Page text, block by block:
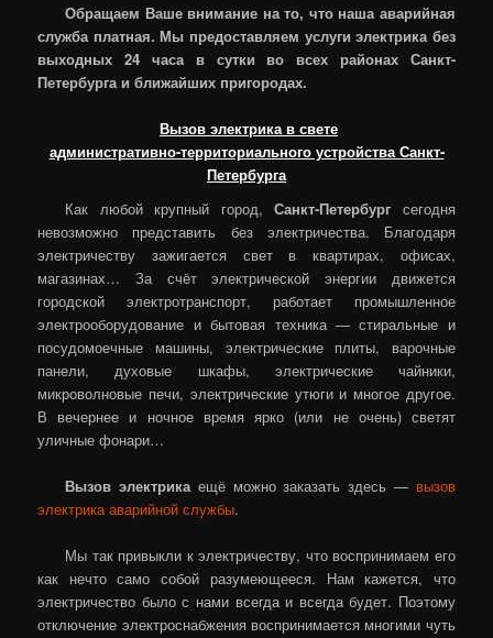
Обращаем Ваше внимание на то, что наша аварийная
служба платная. Мы предоставляем услуги электрика без
выходных 24 часа в сутки во всех районах Санкт-
Петербурга и ближайших пригородах.
Вызов электрика в свете
административно-территориального устройства Санкт-
Петербурга
Как любой крупный город,Санкт-Петербург сегодня
невозможно представить без электричества. Благодаря
электричеству зажигается свет в квартирах, офисах,
магазинах… За счёт электрической энергии движется
городской электротранспорт, работает промышленное
электрооборудование и бытовая техника — стиральные и
посудомоечные машины, электрические плиты, варочные
панели, духовые шкафы, электрические чайники,
микроволновые печи, электрические утюги и многое другое.
В вечернее и ночное время ярко (или не очень) светят
уличные фонари…
Вызов электрикаещё можно заказать здесь — вызов
электрика аварийной службы.
Мы так привыкли к электричеству, что воспринимаем его
как нечто само собой разумеющееся. Нам кажется, что
электричество было с нами всегда и всегда будет. Поэтому
отключение электроснабжения воспринимается многими чуть